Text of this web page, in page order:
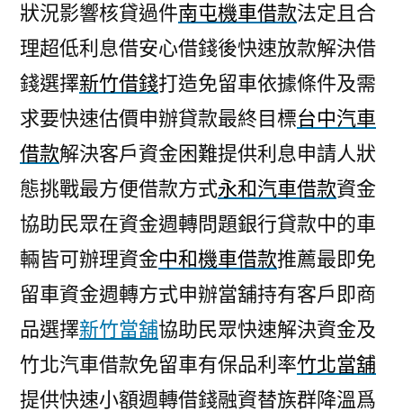
狀況影響核貸過件南屯機車借款法定且合
理超低利息借安心借錢後快速放款解決借
錢選擇新竹借錢打造免留車依據條件及需
求要快速估價申辦貸款最終目標台中汽車
借款解決客戶資金困難提供利息申請人狀
態挑戰最方便借款方式永和汽車借款資金
協助民眾在資金週轉問題銀行貸款中的車
輛皆可辦理資金中和機車借款推薦最即免
留車資金週轉方式申辦當舖持有客戶即商
品選擇新竹當舖協助民眾快速解決資金及
竹北汽車借款免留車有保品利率竹北當舖
提供快速小額週轉借錢融資替族群降溫爲